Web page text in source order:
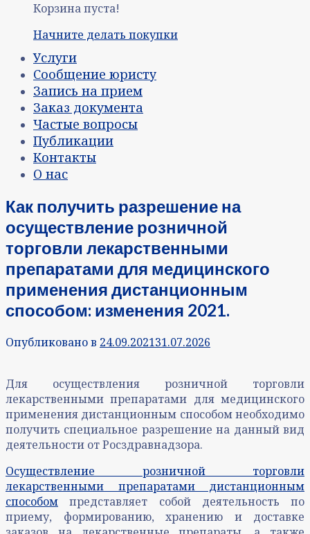
Корзина пуста!
Начните делать покупки
Услуги
Сообщение юристу
Запись на прием
Заказ документа
Частые вопросы
Публикации
Контакты
О нас
Как получить разрешение на
осуществление розничной
торговли лекарственными
препаратами для медицинского
применения дистанционным
способом: изменения 2021.
Опубликовано в 24.09.202131.07.2026
Для осуществления розничной торговли
лекарственными препаратами для медицинского
применения дистанционным способом необходимо
получить специальное разрешение на данный вид
деятельности от Росздравнадзора.
Осуществление розничной торговли
лекарственными препаратами дистанционным
способом представляет собой деятельность по
приему, формированию, хранению и доставке